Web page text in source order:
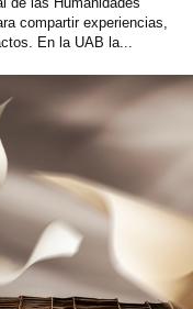
compartir experiencias,
En la UAB la...